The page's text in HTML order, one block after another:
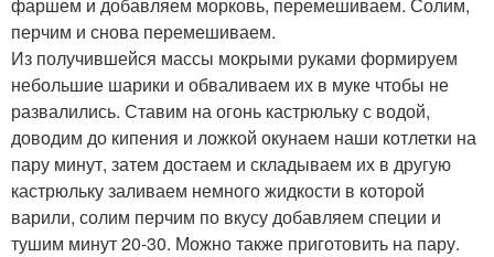
перчим и снова перемешиваем.
Из получившейся массы мокрыми руками формируем
небольшие шарики и обваливаем их в муке чтобы не
развалились. Ставим на огонь кастрюльку с водой,
доводим до кипения и ложкой окунаем наши котлетки на
пару минут, затем достаем и складываем их в другую
кастрюльку заливаем немного жидкости в которой
варили, солим перчим по вкусу добавляем специи и
тушим минут 20-30. Можно также приготовить на пару.